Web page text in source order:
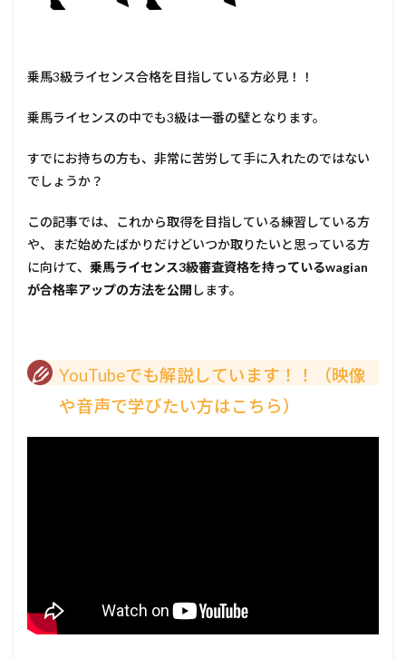
乗馬3級ライセンス合格を目指している方必見！！
乗馬ライセンスの中でも3級は一番の壁となります。
すでにお持ちの方も、非常に苦労して手に入れたのではない
でしょうか？
この記事では、これから取得を目指している練習している方
や、まだ始めたばかりだけどいつか取りたいと思っている方
に向けて、 乗馬ライセンス3級審査資格を持っているwagian
が合格率アップの方法を公開 します。
YouTubeでも解説しています！！（映像
や音声で学びたい方はこちら）